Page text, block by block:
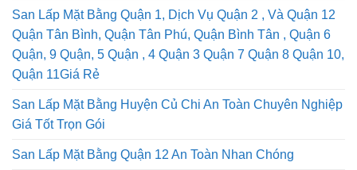
San Lấp Mặt Bằng Quận 1, Dịch Vụ Quận 2 , Và Quận 12
Quận Tân Bình, Quận Tân Phú, Quận Bình Tân , Quận 6
Quận, 9 Quận, 5 Quận , 4 Quận 3 Quận 7 Quận 8 Quận 10,
Quận 11Giá Rẻ
San Lấp Mặt Bằng Huyện Củ Chi An Toàn Chuyên Nghiệp
Giá Tốt Trọn Gói
San Lấp Mặt Bằng Quận 12 An Toàn Nhan Chóng